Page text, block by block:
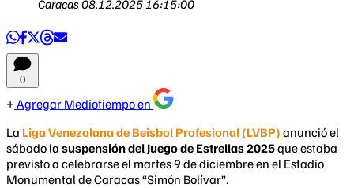
Caracas08.12.2025 16:15:00
0
Agregar Mediotiempo en
La Liga Venezolana de Beisbol Profesional (LVBP) anunció el
sábado la suspensión del Juego de Estrellas 2025que estaba
previsto a celebrarse el martes 9 de diciembre en el Estadio
Monumental de Caracas “Simón Bolívar”.